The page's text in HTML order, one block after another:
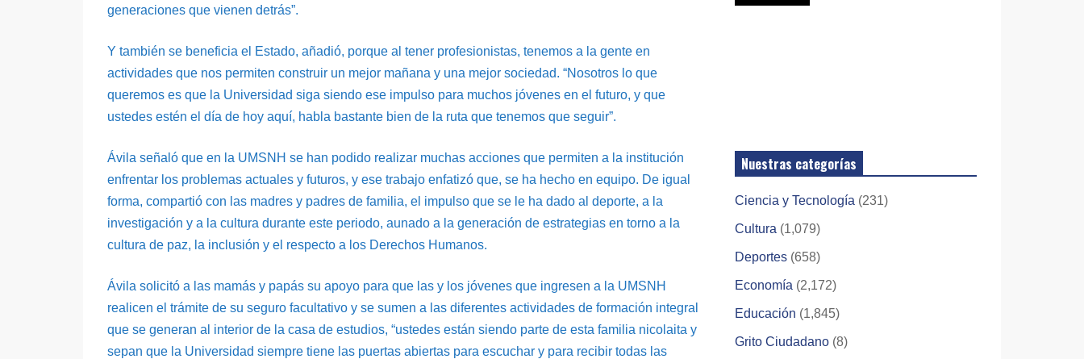
generaciones que vienen detrás”.
Y también se beneficia el Estado, añadió, porque al tener profesionistas, tenemos a la gente en
actividades que nos permiten construir un mejor mañana y una mejor sociedad. “Nosotros lo que
queremos es que la Universidad siga siendo ese impulso para muchos jóvenes en el futuro, y que
ustedes estén el día de hoy aquí, habla bastante bien de la ruta que tenemos que seguir”.
Ávila señaló que en la UMSNH se han podido realizar muchas acciones que permiten a la institución
enfrentar los problemas actuales y futuros, y ese trabajo enfatizó que, se ha hecho en equipo. De igual
forma, compartió con las madres y padres de familia, el impulso que se le ha dado al deporte, a la
investigación y a la cultura durante este periodo, aunado a la generación de estrategias en torno a la
cultura de paz, la inclusión y el respecto a los Derechos Humanos.
Ávila solicitó a las mamás y papás su apoyo para que las y los jóvenes que ingresen a la UMSNH
realicen el trámite de su seguro facultativo y se sumen a las diferentes actividades de formación integral
que se generan al interior de la casa de estudios, “ustedes están siendo parte de esta familia nicolaita y
sepan que la Universidad siempre tiene las puertas abiertas para escuchar y para recibir todas las
Nuestras categorías
Ciencia y Tecnología (231)
Cultura (1,079)
Deportes (658)
Economía (2,172)
Educación (1,845)
Grito Ciudadano (8)